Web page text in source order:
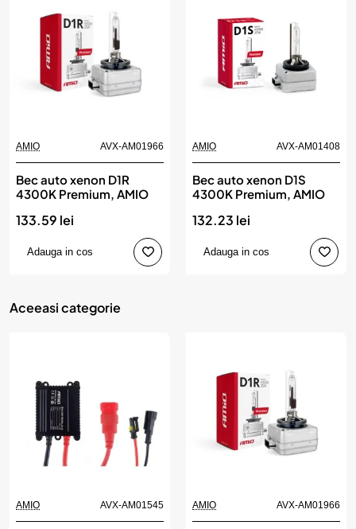
AMIO AVX-AM01966
Bec auto xenon D1R
4300K Premium, AMIO
133.59 lei
Adauga in cos
AMIO AVX-AM01408
Bec auto xenon D1S
4300K Premium, AMIO
132.23 lei
Adauga in cos
Aceeasi categorie
AMIO AVX-AM01545 AMIO AVX-AM01966